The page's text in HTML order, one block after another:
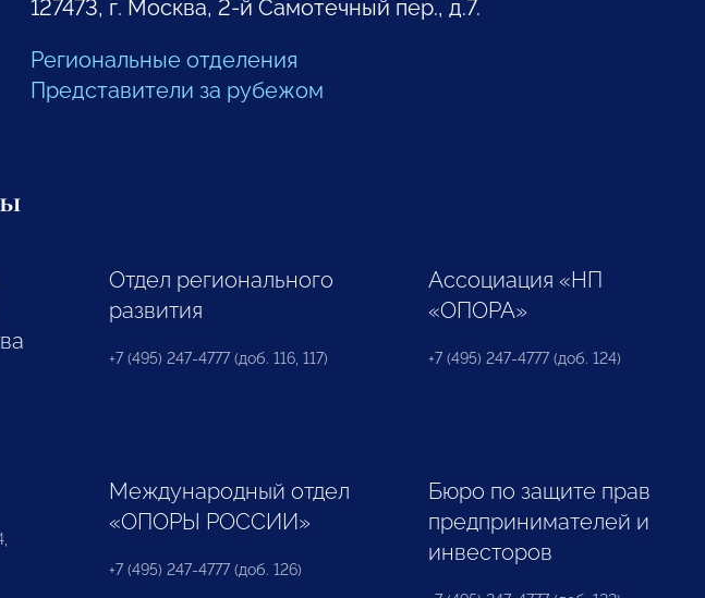
127473, г. Москва, 2-й Самотечный пер., д.7.
Региональные отделения
Представители за рубежом
Отдел регионального
развития
+7 (495) 247-4777 (доб. 116, 117)
Ассоциация «НП
«ОПОРА»
+7 (495) 247-4777 (доб. 124)
Международный отдел
«ОПОРЫ РОССИИ»
+7 (495) 247-4777 (доб. 126)
Бюро по защите прав
предпринимателей и
инвесторов